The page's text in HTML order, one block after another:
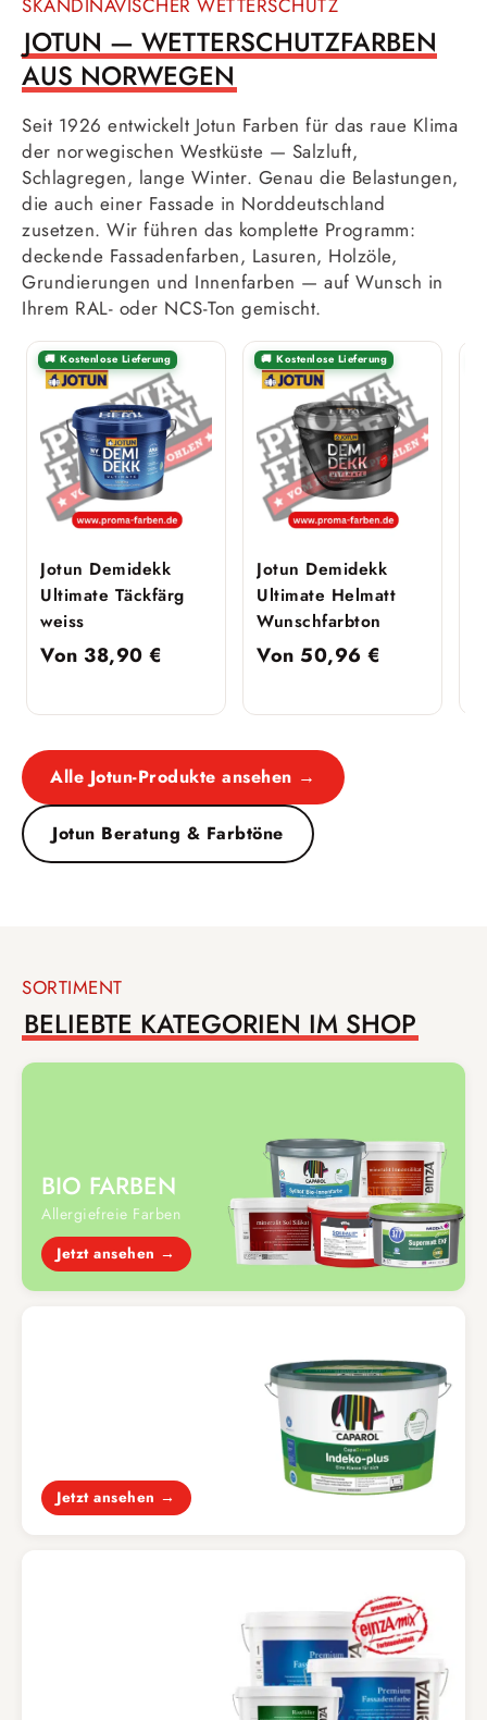
JOTUN — WETTERSCHUTZFARBEN
AUS NORWEGEN
Seit 1926 entwickelt Jotun Farben für das raue Klima
der norwegischen Westküste — Salzluft,
Schlagregen, lange Winter. Genau die Belastungen,
die auch einer Fassade in Norddeutschland
zusetzen. Wir führen das komplette Programm:
deckende Fassadenfarben, Lasuren, Holzöle,
Grundierungen und Innenfarben — auf Wunsch in
Ihrem RAL- oder NCS-Ton gemischt.
🚚 Kostenlose Lieferung
Jotun Demidekk
Ultimate Täckfärg
weiss
Von 38,90 €
🚚 Kostenlose Lieferung
Jotun Demidekk
Ultimate Helmatt
Wunschfarbton
Von 50,96 €
Alle Jotun-Produkte ansehen →
Jotun Beratung & Farbtöne
SORTIMENT
BELIEBTE KATEGORIEN IM SHOP
BIO FARBEN
Allergiefreie Farben
Jetzt ansehen →
Jetzt ansehen →